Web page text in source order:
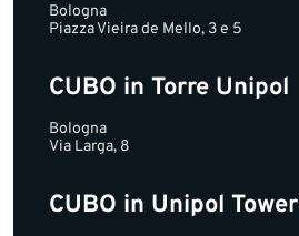
Bologna
Piazza Vieira de Mello, 3 e 5
CUBO in Torre Unipol
Bologna
Via Larga, 8
CUBO in Unipol Tower